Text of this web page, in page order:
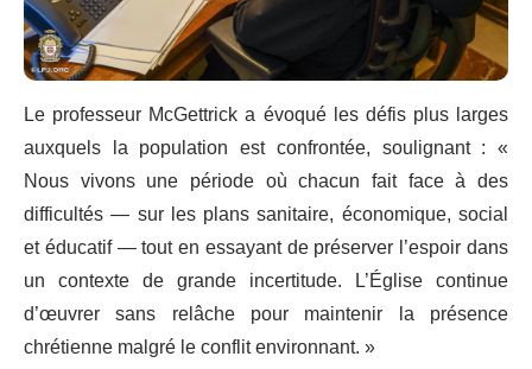
Le professeur McGettrick a évoqué les défis plus larges
auxquels la population est confrontée, soulignant : «
Nous vivons une période où chacun fait face à des
difficultés — sur les plans sanitaire, économique, social
et éducatif — tout en essayant de préserver l’espoir dans
un contexte de grande incertitude. L’Église continue
d’œuvrer sans relâche pour maintenir la présence
chrétienne malgré le conflit environnant. »